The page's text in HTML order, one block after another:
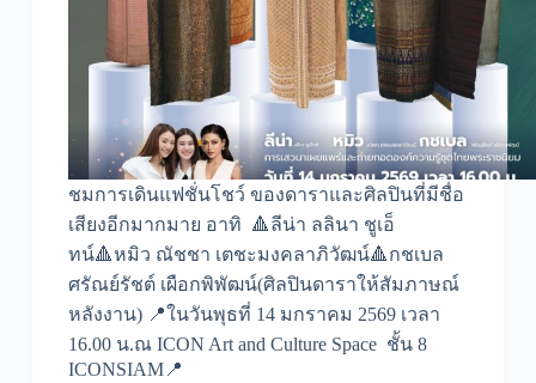
ชมการเดินแฟชั่นโชว์ ของดาราและศิลปินที่มีชื่อ
เสียงอีกมากมาย อาทิ 🔺ลีน่า ลลินา ชูเอ็
ทน์🔺หมิว ณัชชา เตชะมงคลาภิวัฒน์🔺กชเบล
ศรัณย์รัชต์ เผือกพิพัฒน์(ศิลปินดาราให้สัมภาษณ์
หลังงาน) 📍ในวันพุธที่ 14 มกราคม 2569 เวลา
16.00 น.ณ ICON Art and Culture Space ชั้น 8
ICONSIAM📍